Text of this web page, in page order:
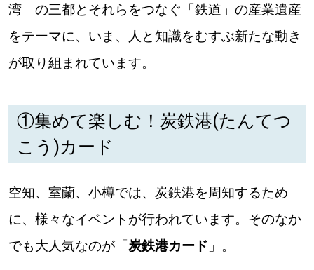
湾」の三都とそれらをつなぐ「鉄道」の産業遺産
をテーマに、いま、人と知識をむすぶ新たな動き
が取り組まれています。
①集めて楽しむ！炭鉄港(たんてつ
こう)カード
空知、室蘭、小樽では、炭鉄港を周知するため
に、様々なイベントが行われています。そのなか
でも大人気なのが「炭鉄港カード 」。